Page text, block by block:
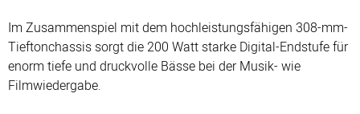
Im Zusammenspiel mit dem hochleistungsfähigen 308-mm-
Tieftonchassis sorgt die 200 Watt starke Digital-Endstufe für
enorm tiefe und druckvolle Bässe bei der Musik- wie
Filmwiedergabe.